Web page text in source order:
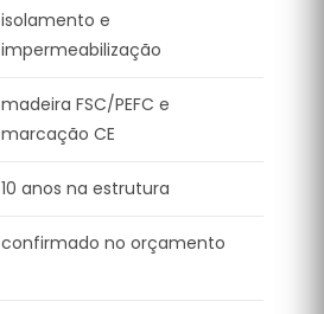
isolamento e
impermeabilização
madeira FSC/PEFC e
marcação CE
10 anos na estrutura
confirmado no orçamento